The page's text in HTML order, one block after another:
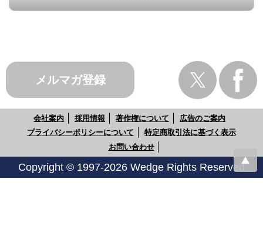
メルマガ登録
会社案内 採用情報 著作権について
広告のご案内
プライバシーポリシーについて
特定商取引法に基づく表示
お問い合わせ
Copyright © 1997-2026 Wedge Rights Reserved